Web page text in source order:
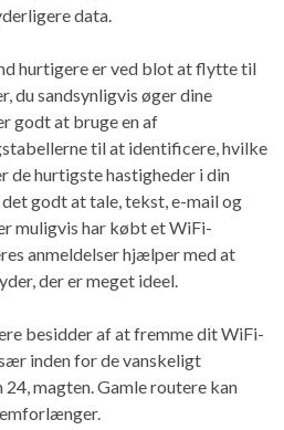
data.
hurtigere er ved blot at flytte til
du sandsynligvis øger dine
godt at bruge en af
til at identificere, hvilke
de hurtigste hastigheder i din
godt at tale, tekst, e-mail og
muligvis har købt et WiFi-
anmeldelser hjælper med at
der er meget ideel.
besidder af at fremme dit WiFi-
inden for de vanskeligt
magten. Gamle routere kan